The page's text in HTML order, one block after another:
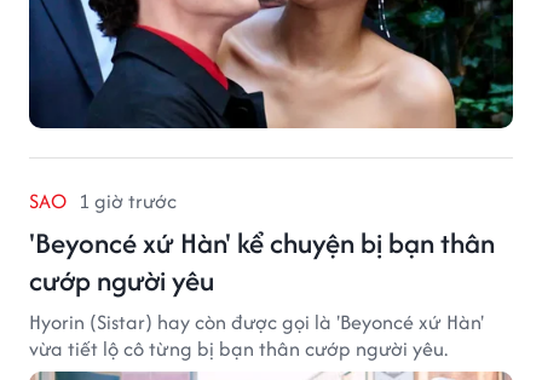
SAO 1 giờ trước
'Beyoncé xứ Hàn' kể chuyện bị bạn thân
cướp người yêu
Hyorin (Sistar) hay còn được gọi là 'Beyoncé xứ Hàn'
vừa tiết lộ cô từng bị bạn thân cướp người yêu.